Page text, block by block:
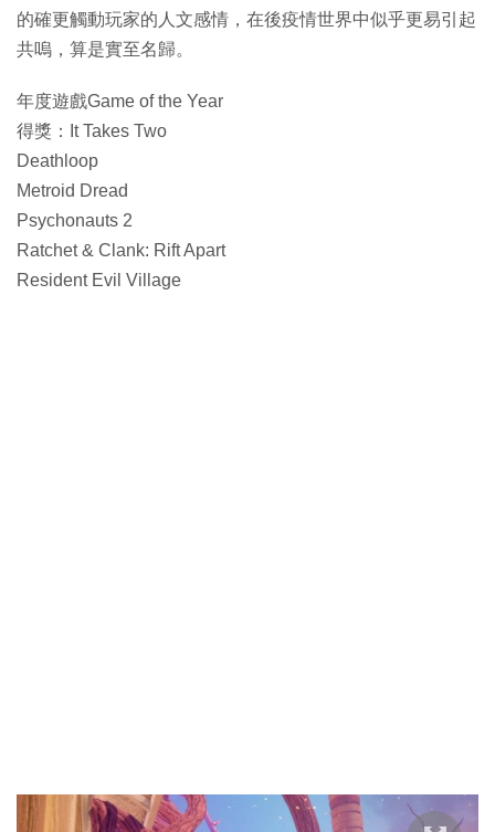
的確更觸動玩家的人文感情，在後疫情世界中似乎更易引起
共嗚，算是實至名歸。
年度遊戲Game of the Year
得獎：It Takes Two
Deathloop
Metroid Dread
Psychonauts 2
Ratchet & Clank: Rift Apart
Resident Evil Village